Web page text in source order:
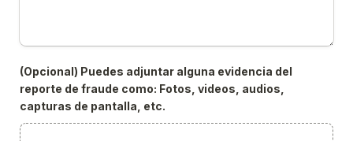
(Opcional) Puedes adjuntar alguna evidencia del
reporte de fraude como: Fotos, videos, audios,
capturas de pantalla, etc.